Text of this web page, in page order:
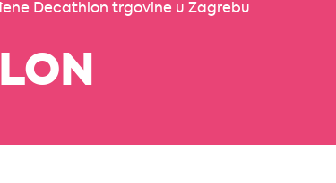
Decathlon trgovine u Zagrebu